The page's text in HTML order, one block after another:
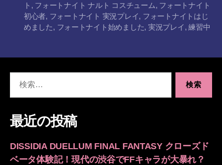
ト , フォートナイト ナルト コスチューム, フォートナイト
初心者, フォートナイト 実況プレイ, フォートナイトはじ
めました, フォートナイト始めました, 実況プレイ,練習中
象:
最近の投稿
DISSIDIA DUELLUM FINAL FANTASY クローズド
ベータ体験記！現代の渋谷でFFキャラが大暴れ？